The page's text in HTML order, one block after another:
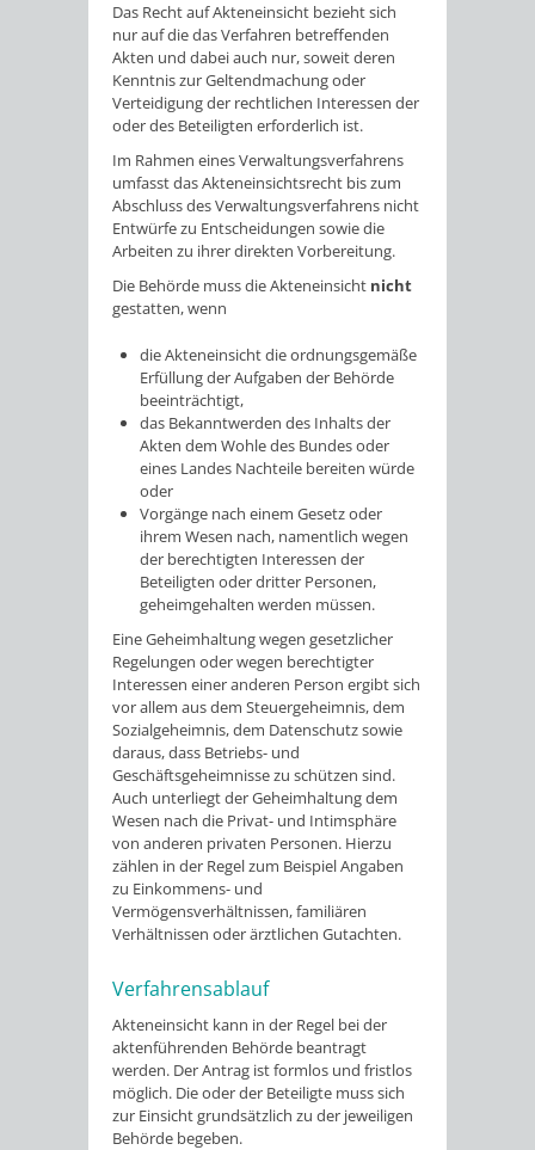
Das Recht auf Akteneinsicht bezieht sich
nur auf die das Verfahren betreffenden
Akten und dabei auch nur, soweit deren
Kenntnis zur Geltendmachung oder
Verteidigung der rechtlichen Interessen der
oder des Beteiligten erforderlich ist.
Im Rahmen eines Verwaltungsverfahrens
umfasst das Akteneinsichtsrecht bis zum
Abschluss des Verwaltungsverfahrens nicht
Entwürfe zu Entscheidungen sowie die
Arbeiten zu ihrer direkten Vorbereitung.
Die Behörde muss die Akteneinsicht nicht
gestatten, wenn
die Akteneinsicht die ordnungsgemäße
Erfüllung der Aufgaben der Behörde
beeinträchtigt,
das Bekanntwerden des Inhalts der
Akten dem Wohle des Bundes oder
eines Landes Nachteile bereiten würde
oder
Vorgänge nach einem Gesetz oder
ihrem Wesen nach, namentlich wegen
der berechtigten Interessen der
Beteiligten oder dritter Personen,
geheimgehalten werden müssen.
Eine Geheimhaltung wegen gesetzlicher
Regelungen oder wegen berechtigter
Interessen einer anderen Person ergibt sich
vor allem aus dem Steuergeheimnis, dem
Sozialgeheimnis, dem Datenschutz sowie
daraus, dass Betriebs- und
Geschäftsgeheimnisse zu schützen sind.
Auch unterliegt der Geheimhaltung dem
Wesen nach die Privat- und Intimsphäre
von anderen privaten Personen. Hierzu
zählen in der Regel zum Beispiel Angaben
zu Einkommens- und
Vermögensverhältnissen, familiären
Verhältnissen oder ärztlichen Gutachten.
Verfahrensablauf
Akteneinsicht kann in der Regel bei der
aktenführenden Behörde beantragt
werden. Der Antrag ist formlos und fristlos
möglich. Die oder der Beteiligte muss sich
zur Einsicht grundsätzlich zu der jeweiligen
Behörde begeben.